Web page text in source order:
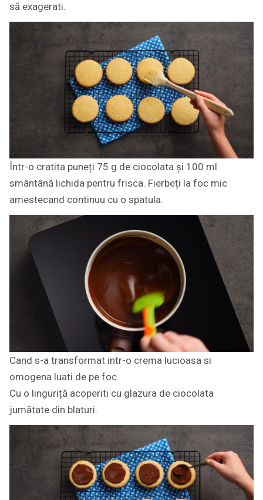
să exagerati.
Într-o cratita puneți 75 g de ciocolata și 100 ml
smântână lichida pentru frisca. Fierbeți la foc mic
amestecand continuu cu o spatula.
Cand s-a transformat intr-o crema lucioasa si
omogena luati de pe foc.
Cu o linguriță acoperiti cu glazura de ciocolata
jumătate din blaturi.